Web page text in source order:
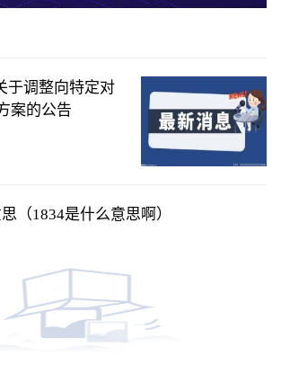
于调整向特定对
案的公告
（1834是什么意思啊）